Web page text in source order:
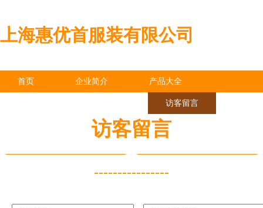
上海惠优首服装有限公司
首页 企业简介 产品大全
访客留言
访客留言
----------------